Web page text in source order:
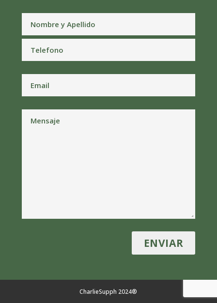
CharlieSupph 2024®